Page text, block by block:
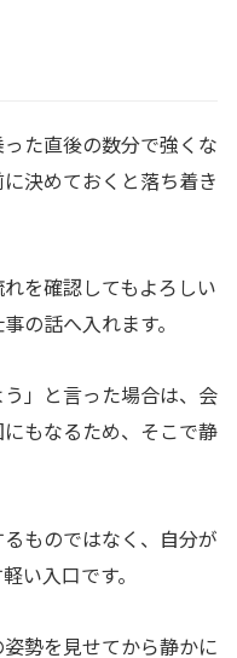
た直後の数分で強くな
決めておくと落ち着き
を確認してもよろしい
の話へ入れます。
」と言った場合は、会
もなるため、そこで静
ものではなく、自分が
い入口です。
勢を見せてから静かに